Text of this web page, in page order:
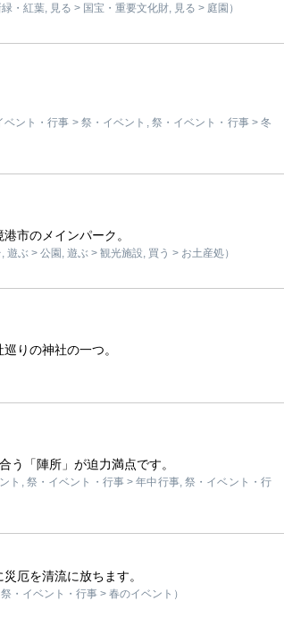
・紅葉, 見る > 国宝・重要文化財, 見る > 庭園）
ント・行事 > 祭・イベント, 祭・イベント・行事 > 冬
市のメインパーク。
ぶ > 公園, 遊ぶ > 観光施設, 買う > お土産処）
りの神社の一つ。
う「陣所」が迫力満点です。
ト, 祭・イベント・行事 > 年中行事, 祭・イベント・行
厄を清流に放ちます。
・イベント・行事 > 春のイベント）